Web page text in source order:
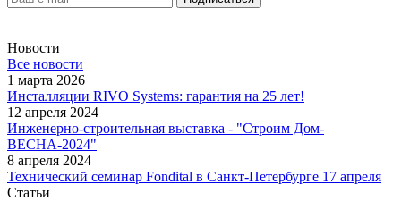
Новости
Все новости
1 марта 2026
Инсталляции RIVO Systems: гарантия на 25 лет!
12 апреля 2024
Инженерно-строительная выставка - "Строим Дом-
ВЕСНА-2024"
8 апреля 2024
Технический семинар Fondital в Санкт-Петербурге 17 апреля
Статьи